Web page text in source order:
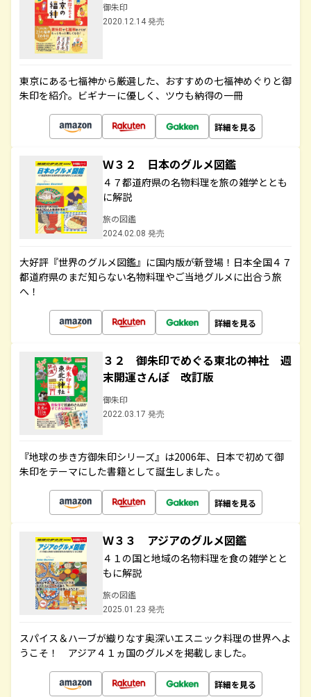
御朱印
2020.12.14 発売
東京にある七福神から厳選した、おすすめの七福神めぐりと御
朱印を紹介。ビギナーに優しく、ツウも納得の一冊
詳細を見る
Ｗ３２ 日本のグルメ図鑑
４７都道府県の名物料理を旅の雑学ととも
に解説
旅の図鑑
2024.02.08 発売
大好評『世界のグルメ図鑑』に国内版が新登場！日本全国４７
都道府県のまだ知らない名物料理やご当地グルメに出合う旅
へ！
詳細を見る
３２ 御朱印でめぐる東北の神社 週
末開運さんぽ 改訂版
御朱印
2022.03.17 発売
『地球の歩き方御朱印シリーズ』は2006年、日本で初めて御
朱印をテーマにした書籍として誕生しました 。
詳細を見る
Ｗ３３ アジアのグルメ図鑑
４１の国と地域の名物料理を食の雑学とと
もに解説
旅の図鑑
2025.01.23 発売
スパイス＆ハーブが織りなす奥深いエスニック料理の世界へよ
うこそ！ アジア４１ヵ国のグルメを掲載しました。
詳細を見る